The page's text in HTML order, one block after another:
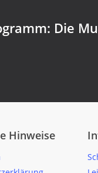
Die
Hinweise